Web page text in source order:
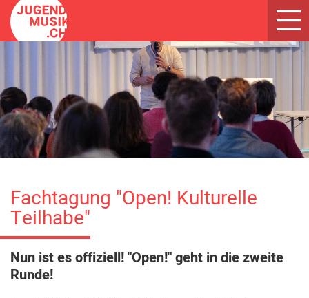
Fachtagung "Open! Kulturelle
Teilhabe"
Nun ist es offiziell! "Open!" geht in die zweite
Runde!